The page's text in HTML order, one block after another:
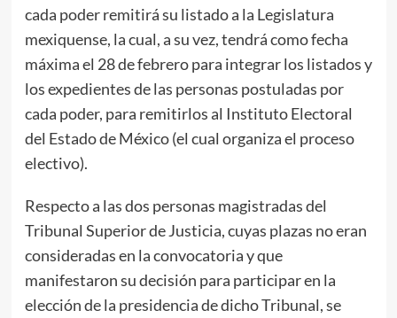
cada poder remitirá su listado a la Legislatura
mexiquense, la cual, a su vez, tendrá como fecha
máxima el 28 de febrero para integrar los listados y
los expedientes de las personas postuladas por
cada poder, para remitirlos al Instituto Electoral
del Estado de México (el cual organiza el proceso
electivo).
Respecto a las dos personas magistradas del
Tribunal Superior de Justicia, cuyas plazas no eran
consideradas en la convocatoria y que
manifestaron su decisión para participar en la
elección de la presidencia de dicho Tribunal, se